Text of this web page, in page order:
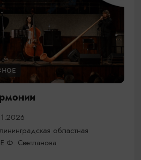
областная
Светланова